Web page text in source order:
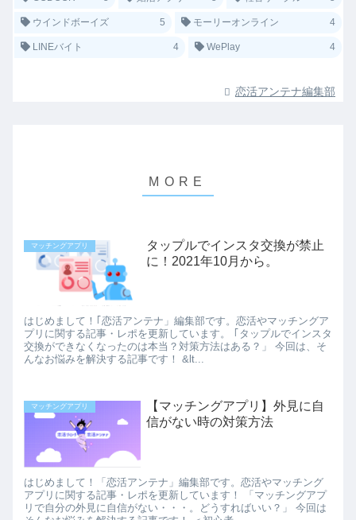
ウインドボーイズ 5 モーリーオンライン 4
LINEバイト 4 WePlay 4
恋活アンテナ編集部
マッチングアプリ
タップルでインスタ交換が禁止
に！2021年10月から。
はじめまして！｢恋活アンテナ」編集部です。恋活やマッチングア
プリに関する記事・レポを更新しています。 ｢タップルでインスタ
交換ができなくなったのは本当？対策方法はある？」 今回は、そ
んなお悩みを解決する記事です！ &lt...
マッチングアプリ
【マッチングアプリ】外見に自
信がない時の対策方法
はじめまして！「恋活アンテナ」編集部です。恋活やマッチング
アプリに関する記事・レポを更新しています！ 「マッチングアプ
リで自分の外見に自信がない・・・。どうすればいい？」 今回は